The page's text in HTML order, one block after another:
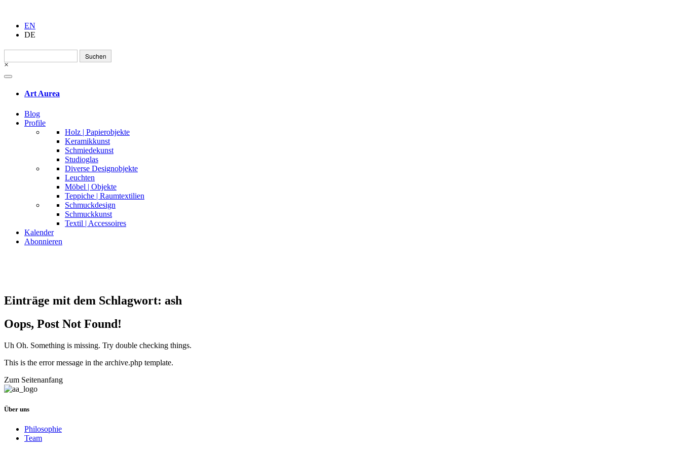
EN
DE
Suchen
nach:
×
Art Aurea
Blog
Profile
Holz | Papierobjekte
Keramikkunst
Schmiedekunst
Studioglas
Diverse Designobjekte
Leuchten
Möbel | Objekte
Teppiche | Raumtextilien
Schmuckdesign
Schmuckkunst
Textil | Accessoires
Kalender
Abonnieren
Einträge mit dem Schlagwort: ash
Oops, Post Not Found!
Uh Oh. Something is missing. Try double checking things.
This is the error message in the archive.php template.
Zum Seitenanfang
Über uns
Philosophie
Team